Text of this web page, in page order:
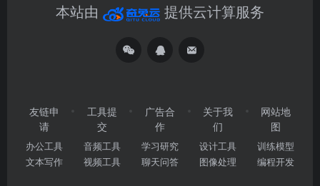
本站由 提供云计算服务
友链申
请
办公工具
文本写作
工具提
交
音频工具
视频工具
广告合
作
学习研究
聊天问答
关于我
们
设计工具
图像处理
网站地
图
训练模型
编程开发